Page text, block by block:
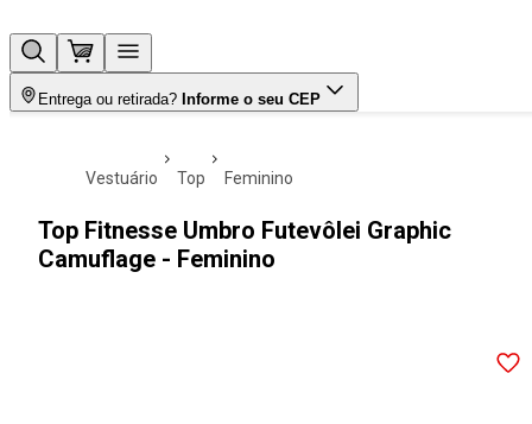
Entrega ou retirada? Informe o seu CEP
vestuário top feminino
Top Fitnesse Umbro Futevôlei Graphic
Camuflage - Feminino